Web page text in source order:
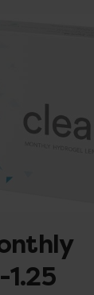
1 objekt.